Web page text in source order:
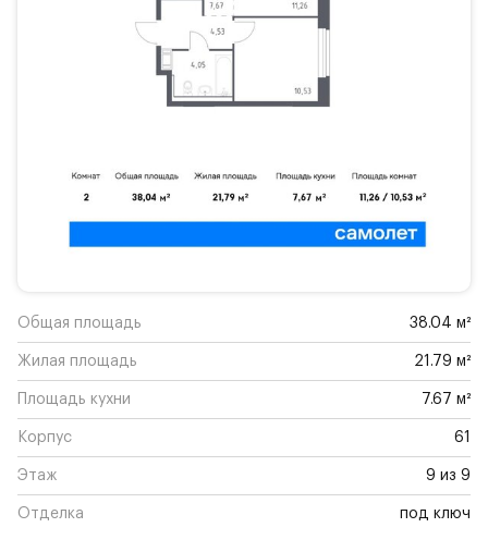
Общая площадь 38.04 м²
Жилая площадь 21.79 м²
Площадь кухни 7.67 м²
Корпус 61
Этаж 9 из 9
Отделка под ключ